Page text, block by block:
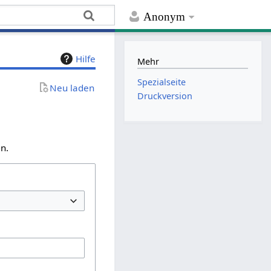
Anonym
Hilfe
Neu laden
Mehr
Spezialseite
Druckversion